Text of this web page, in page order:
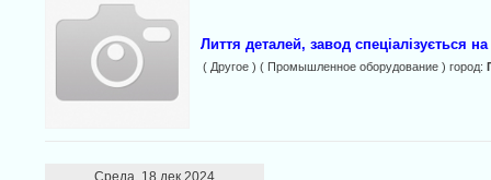
Лиття деталей, завод спеціалізується
( Другое ) ( Промышленное оборудование ) город:
Среда, 18 дек 2024